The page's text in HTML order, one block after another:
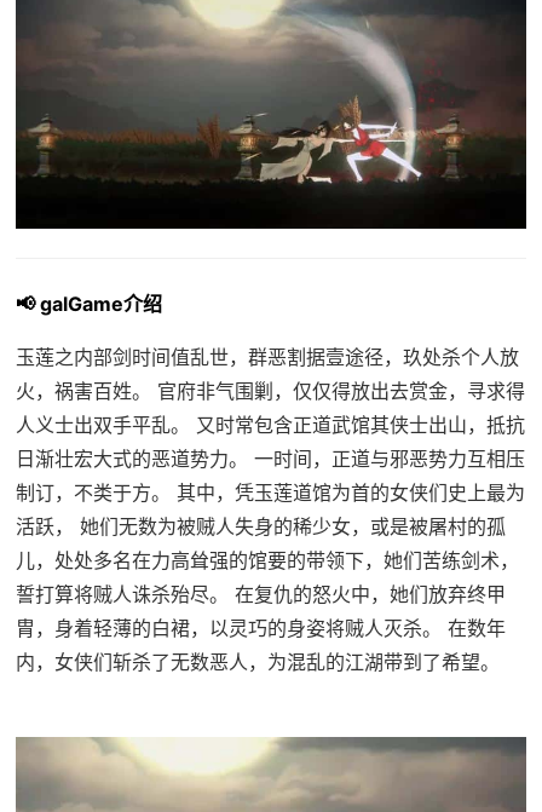
📢 galGame介绍
玉莲之内部剑时间值乱世，群恶割据壹途径，玖处杀个人放
火，祸害百姓。 官府非气围剿，仅仅得放出去赏金，寻求得
人义士出双手平乱。 又时常包含正道武馆其侠士出山，抵抗
日渐壮宏大式的恶道势力。 一时间，正道与邪恶势力互相压
制订，不类于方。 其中，凭玉莲道馆为首的女侠们史上最为
活跃， 她们无数为被贼人失身的稀少女，或是被屠村的孤
儿，处处多名在力高耸强的馆要的带领下，她们苦练剑术，
誓打算将贼人诛杀殆尽。 在复仇的怒火中，她们放弃终甲
胄，身着轻薄的白裙，以灵巧的身姿将贼人灭杀。 在数年
内，女侠们斩杀了无数恶人，为混乱的江湖带到了希望。